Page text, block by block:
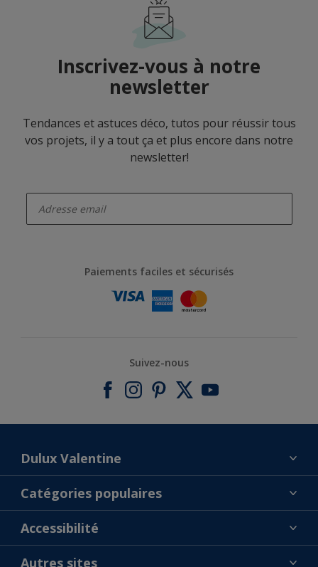
Inscrivez-vous à notre
newsletter
Tendances et astuces déco, tutos pour réussir tous
vos projets, il y a tout ça et plus encore dans notre
newsletter!
Paiements faciles et sécurisés
Suivez-nous
Dulux Valentine
À propos de nous
Contactez-nous
Annulation et Retour
Catégories populaires
Nos couleurs
Produits
Accessibilité
Précision des couleurs
Autres sites